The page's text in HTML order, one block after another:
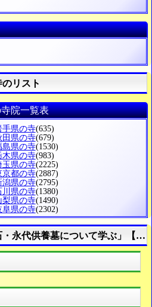
リスト
院一覧表
手県の寺(635)
田県の寺(679)
島県の寺(1530)
木県の寺(983)
玉県の寺(2225)
京都の寺(2887)
潟県の寺(2795)
川県の寺(1380)
梨県の寺(1490)
阜県の寺(2302)
・永代供養墓について学ぶ」【宗